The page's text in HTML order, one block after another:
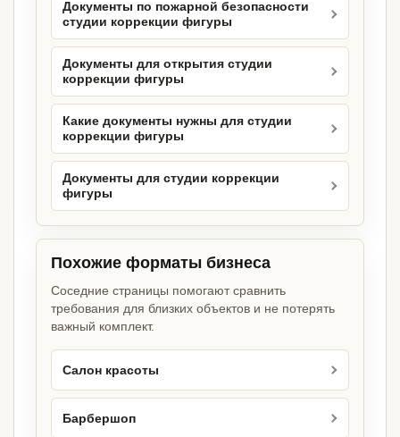
Документы по пожарной безопасности
студии коррекции фигуры
Документы для открытия студии
коррекции фигуры
Какие документы нужны для студии
коррекции фигуры
Документы для студии коррекции
фигуры
Похожие форматы бизнеса
Соседние страницы помогают сравнить
требования для близких объектов и не потерять
важный комплект.
Салон красоты
Барбершоп